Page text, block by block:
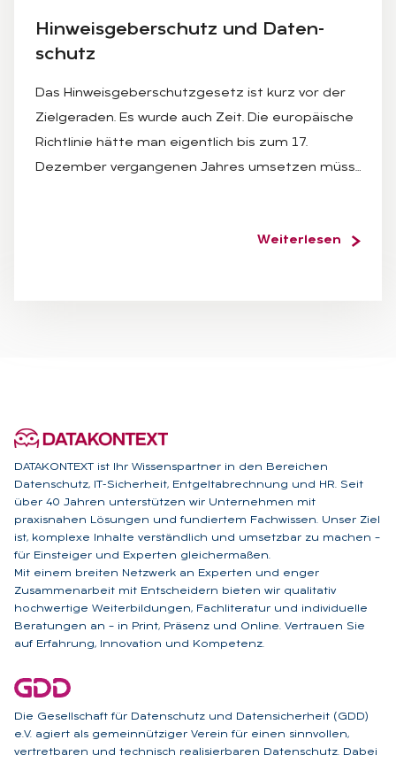
Hin­weis­ge­ber­schutz und Da­ten­
schutz
Das Hinweisgeberschutzgesetz ist kurz vor der
Zielgeraden. Es wurde auch Zeit. Die europäische
Richtlinie hätte man eigentlich bis zum 17.
Dezember vergangenen Jahres umsetzen müss…
Weiterlesen
DATAKONTEXT ist Ihr Wissenspartner in den Bereichen
Datenschutz, IT-Sicherheit, Entgeltabrechnung und HR. Seit
über 40 Jahren unterstützen wir Unternehmen mit
praxisnahen Lösungen und fundiertem Fachwissen. Unser Ziel
ist, komplexe Inhalte verständlich und umsetzbar zu machen –
für Einsteiger und Experten gleichermaßen.
Mit einem breiten Netzwerk an Experten und enger
Zusammenarbeit mit Entscheidern bieten wir qualitativ
hochwertige Weiterbildungen, Fachliteratur und individuelle
Beratungen an – in Print, Präsenz und Online. Vertrauen Sie
auf Erfahrung, Innovation und Kompetenz.
Die Gesellschaft für Datenschutz und Datensicherheit (GDD)
e.V. agiert als gemeinnütziger Verein für einen sinnvollen,
vertretbaren und technisch realisierbaren Datenschutz. Dabei